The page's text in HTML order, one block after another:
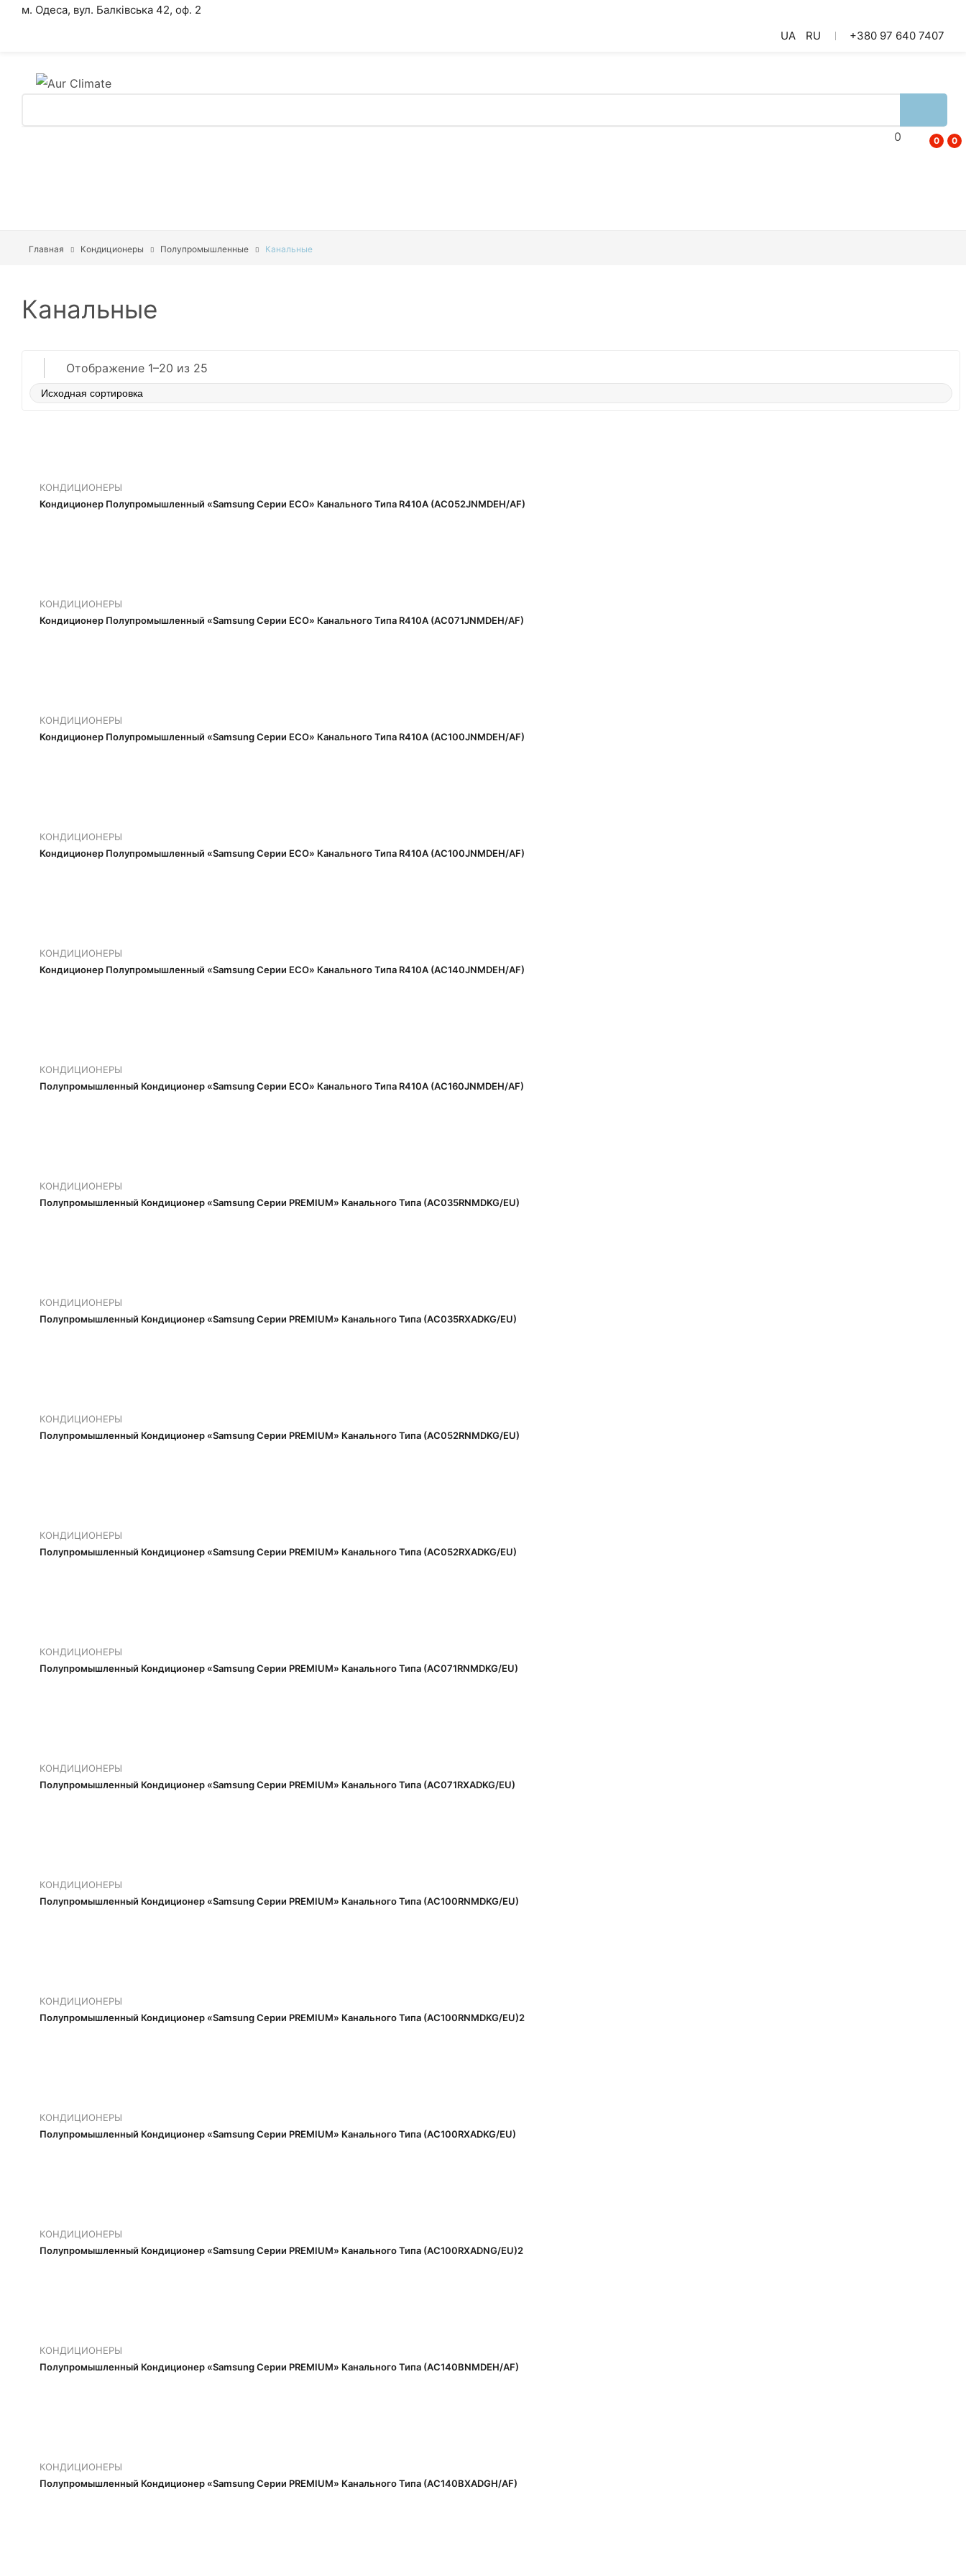
м. Одеса, вул. Балківська 42, оф. 2
UA
RU +380 97 640 7407
0 0 0
Инверторы Гибридные
Услуги Для Бизнеса Доставка И Оплата
Главная Кондиционеры Полупромышленные Канальные
Канальные
Отображение 1–20 из 25
КОНДИЦИОНЕРЫ
Кондиционер Полупромышленный «Samsung Серии ECO» Канального Типа R410A (AC052JNMDEH/AF)
КОНДИЦИОНЕРЫ
Кондиционер Полупромышленный «Samsung Серии ECO» Канального Типа R410A (AC071JNMDEH/AF)
КОНДИЦИОНЕРЫ
Кондиционер Полупромышленный «Samsung Серии ECO» Канального Типа R410A (AC100JNMDEH/AF)
КОНДИЦИОНЕРЫ
Кондиционер Полупромышленный «Samsung Серии ECO» Канального Типа R410A (AC100JNMDEH/AF)
КОНДИЦИОНЕРЫ
Кондиционер Полупромышленный «Samsung Серии ECO» Канального Типа R410A (AC140JNMDEH/AF)
КОНДИЦИОНЕРЫ
Полупромышленный Кондиционер «Samsung Серии ECO» Канального Типа R410A (AC160JNMDEH/AF)
КОНДИЦИОНЕРЫ
Полупромышленный Кондиционер «Samsung Серии PREMIUM» Канального Типа (AC035RNMDKG/EU)
КОНДИЦИОНЕРЫ
Полупромышленный Кондиционер «Samsung Серии PREMIUM» Канального Типа (AC035RXADKG/EU)
КОНДИЦИОНЕРЫ
Полупромышленный Кондиционер «Samsung Серии PREMIUM» Канального Типа (AC052RNMDKG/EU)
КОНДИЦИОНЕРЫ
Полупромышленный Кондиционер «Samsung Серии PREMIUM» Канального Типа (AC052RXADKG/EU)
КОНДИЦИОНЕРЫ
Полупромышленный Кондиционер «Samsung Серии PREMIUM» Канального Типа (AC071RNMDKG/EU)
КОНДИЦИОНЕРЫ
Полупромышленный Кондиционер «Samsung Серии PREMIUM» Канального Типа (AC071RXADKG/EU)
КОНДИЦИОНЕРЫ
Полупромышленный Кондиционер «Samsung Серии PREMIUM» Канального Типа (AC100RNMDKG/EU)
КОНДИЦИОНЕРЫ
Полупромышленный Кондиционер «Samsung Серии PREMIUM» Канального Типа (AC100RNMDKG/EU)2
КОНДИЦИОНЕРЫ
Полупромышленный Кондиционер «Samsung Серии PREMIUM» Канального Типа (AC100RXADKG/EU)
КОНДИЦИОНЕРЫ
Полупромышленный Кондиционер «Samsung Серии PREMIUM» Канального Типа (AC100RXADNG/EU)2
КОНДИЦИОНЕРЫ
Полупромышленный Кондиционер «Samsung Серии PREMIUM» Канального Типа (AC140BNMDEH/AF)
КОНДИЦИОНЕРЫ
Полупромышленный Кондиционер «Samsung Серии PREMIUM» Канального Типа (AC140BXADGH/AF)